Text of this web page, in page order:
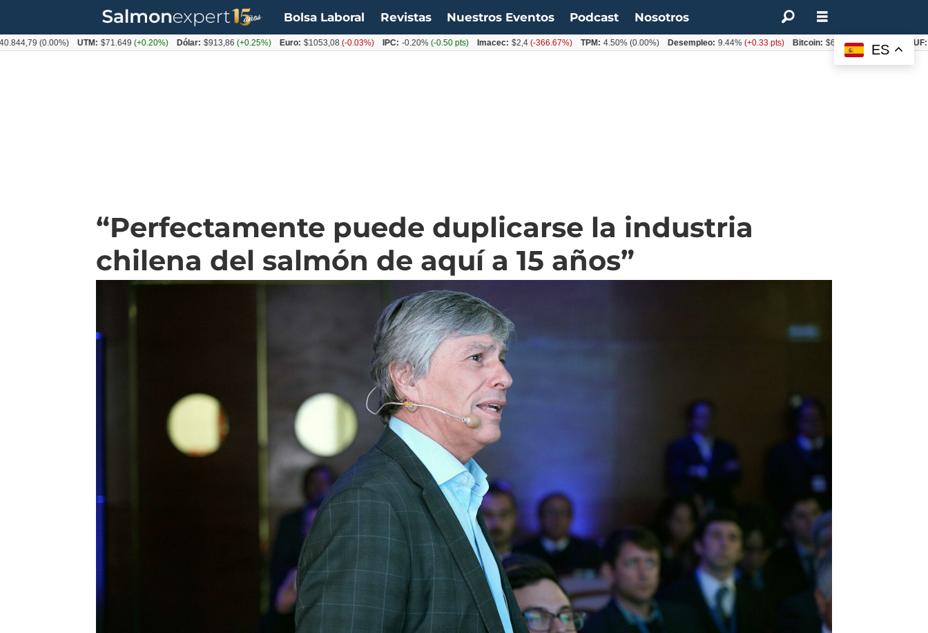
Bolsa Laboral Revistas Nuestros Eventos Podcast Nosotros
“Perfectamente puede duplicarse la industria
chilena del salmón de aquí a 15 años”
ES
(0.00%) UTM: $71.649(+0.20%) Dólar: $913,86(+0.25%) Euro: $1053,08(-0.03%) IPC: -0.20% (-0.50 pts) Imacec: $2,4(-366.67%) TPM: 4.50%(0.00%) Desempleo: 9.44%(+0.33 pts) Bitcoin: $64.600,08 (+2.93%)